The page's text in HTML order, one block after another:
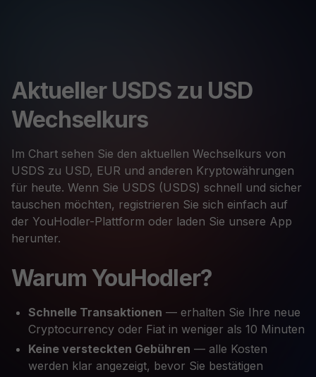
Aktueller USDS zu USD
Wechselkurs
Im Chart sehen Sie den aktuellen Wechselkurs von
USDS zu USD, EUR und anderen Kryptowährungen
für heute. Wenn Sie USDS (USDS) schnell und sicher
tauschen möchten, registrieren Sie sich einfach auf
der YouHodler-Plattform oder laden Sie unsere App
herunter.
Warum YouHodler?
Schnelle Transaktionen — erhalten Sie Ihre neue
Cryptocurrency oder Fiat in weniger als 10 Minuten
Keine versteckten Gebühren — alle Kosten
werden klar angezeigt, bevor Sie bestätigen